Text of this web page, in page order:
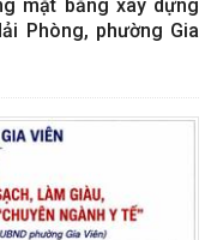
mặt bằng xây dựng
Phòng, phường Gia